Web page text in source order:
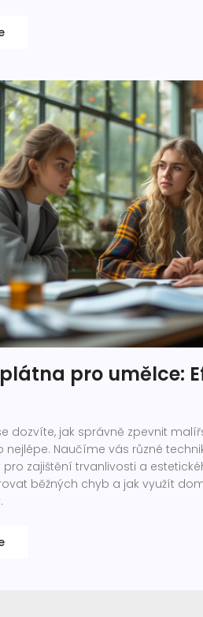
pro umělce:
dozvíte, jak správně zpevnit
Naučíme vás různé
zajištění trvanlivosti a
běžných chyb a jak využít